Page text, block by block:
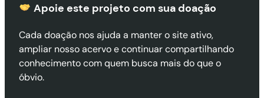
Apoie este projeto com sua doação
Cada doação nos ajuda a manter o site ativo,
ampliar nosso acervo e continuar compartilhando
conhecimento com quem busca mais do que o
óbvio.